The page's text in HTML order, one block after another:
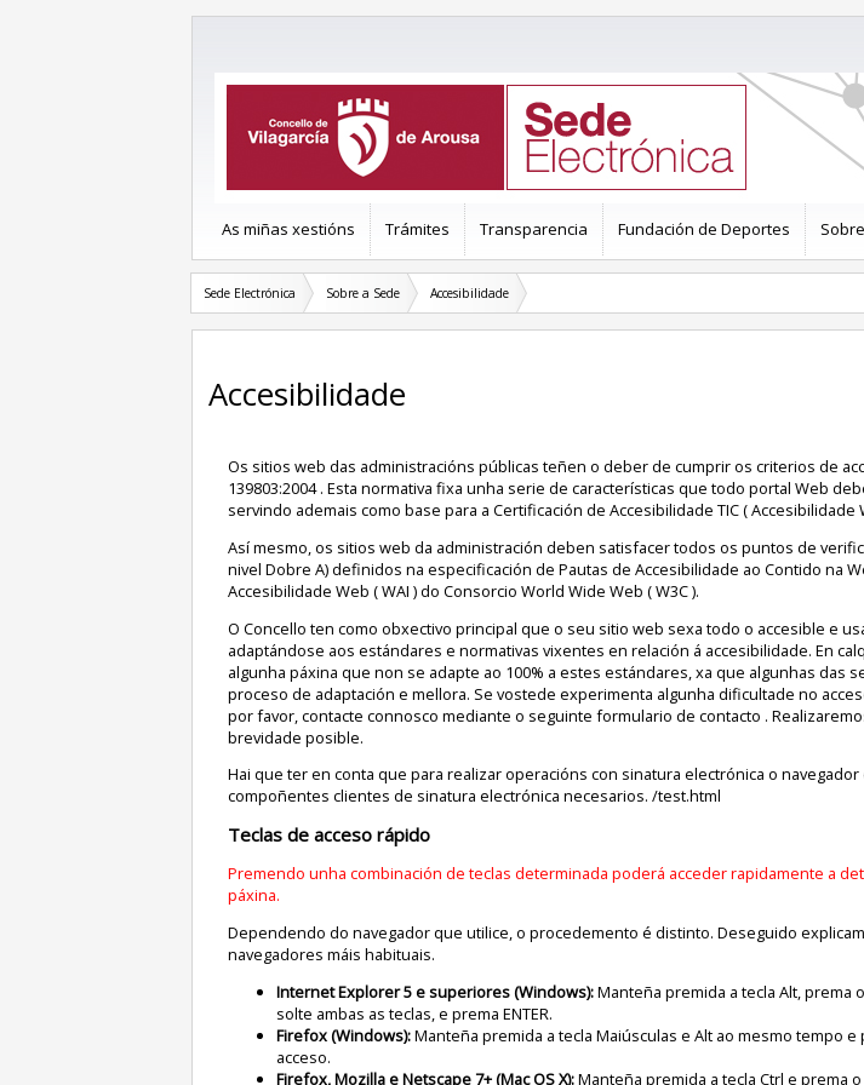
As miñas xestións Trámites Transparencia Fundación de Deportes
Sede Electrónica Sobre a Sede Accesibilidade
Accesibilidade
Os sitios web das administracións públicas teñen o deber de cumprir os criterios de
139803:2004 . Esta normativa fixa unha serie de características que todo portal Web
servindo ademais como base para a Certificación de Accesibilidade TIC (
Así mesmo, os sitios web da administración deben satisfacer todos os puntos de
nivel Dobre A) definidos na especificación de Pautas de Accesibilidade ao Contido na
Accesibilidade Web ( WAI ) do Consorcio World Wide Web ( W3C ).
O Concello ten como obxectivo principal que o seu sitio web sexa todo o accesible e
adaptándose aos estándares e normativas vixentes en relación á accesibilidade. En
algunha páxina que non se adapte ao 100% a estes estándares, xa que algunhas das
proceso de adaptación e mellora. Se vostede experimenta algunha dificultade no
por favor, contacte connosco mediante o seguinte formulario de contacto .
brevidade posible.
Hai que ter en conta que para realizar operacións con sinatura electrónica o
compoñentes clientes de sinatura electrónica necesarios. /test.html
Teclas de acceso rápido
Premendo unha combinación de teclas determinada poderá acceder rapidamente a
páxina.
Dependendo do navegador que utilice, o procedemento é distinto. Deseguido
navegadores máis habituais.
Internet Explorer 5 e superiores (Windows):Manteña premida a tecla Alt, prema
solte ambas as teclas, e prema ENTER.
Firefox (Windows):Manteña premida a tecla Maiúsculas e Alt ao mesmo tempo
acceso.
Firefox, Mozilla e Netscape 7+ (Mac OS X):Manteña premida a tecla Ctrl e prema